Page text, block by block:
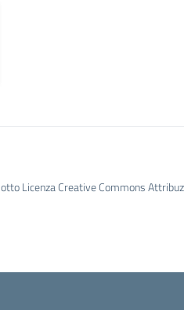
Licenza Creative Commons